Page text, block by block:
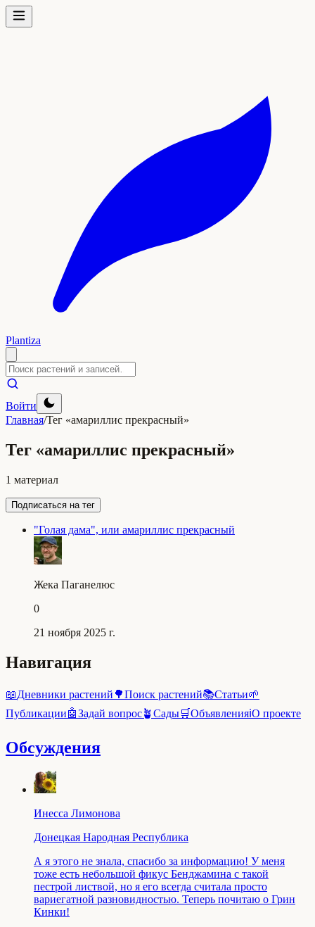
Plantiza
Войти
Главная/Тег «амариллис прекрасный»
Тег «амариллис прекрасный»
1 материал
Подписаться на тег
"Голая дама", или амариллис прекрасный
Жека Паганелюс
0
21 ноября 2025 г.
Навигация
📖Дневники растений 🌳Поиск растений📚Статьи🌱
Публикации🤖Задай вопрос🪴Сады🛒Объявленияℹ️О проекте
Обсуждения
Инесса Лимонова
Донецкая Народная Республика
А я этого не знала, спасибо за информацию! У меня
тоже есть небольшой фикус Бенджамина с такой
пестрой листвой, но я его всегда считала просто
вариегатной разновидностью. Теперь почитаю о Грин
Кинки!